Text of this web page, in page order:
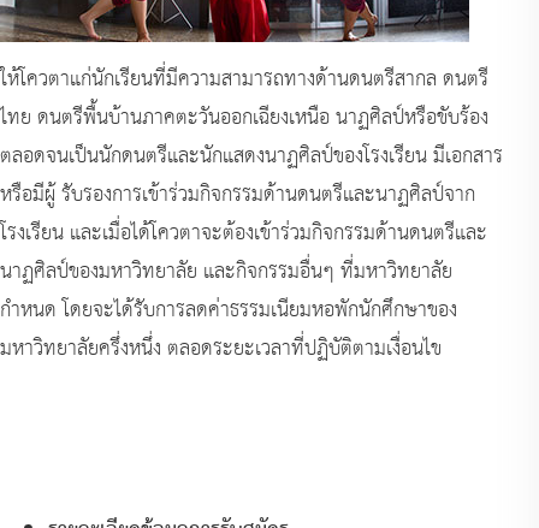
ให้โควตาแก่นักเรียนที่มีความสามารถทางด้านดนตรีสากล ดนตรี
ไทย ดนตรีพื้นบ้านภาคตะวันออกเฉียงเหนือ นาฏศิลป์หรือขับร้อง
ตลอดจนเป็นนักดนตรีและนักแสดงนาฏศิลป์ของโรงเรียน มีเอกสาร
หรือมีผู้ รับรองการเข้าร่วมกิจกรรมด้านดนตรีและนาฏศิลป์จาก
โรงเรียน และเมื่อได้โควตาจะต้องเข้าร่วมกิจกรรมด้านดนตรีและ
นาฏศิลป์ของมหาวิทยาลัย และกิจกรรมอื่นๆ ที่มหาวิทยาลัย
กำหนด โดยจะได้รับการลดค่าธรรมเนียมหอพักนักศึกษาของ
มหาวิทยาลัยครึ่งหนึ่ง ตลอดระยะเวลาที่ปฏิบัติตามเงื่อนไข